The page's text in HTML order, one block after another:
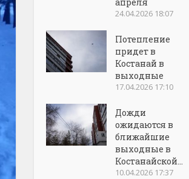
апреля
24.04.2026 18:07
Потепление
придет в
Костанай в
выходные
17.04.2026 17:10
Дожди
ожидаются в
ближайшие
выходные в
Костанайской...
10.04.2026 17:37